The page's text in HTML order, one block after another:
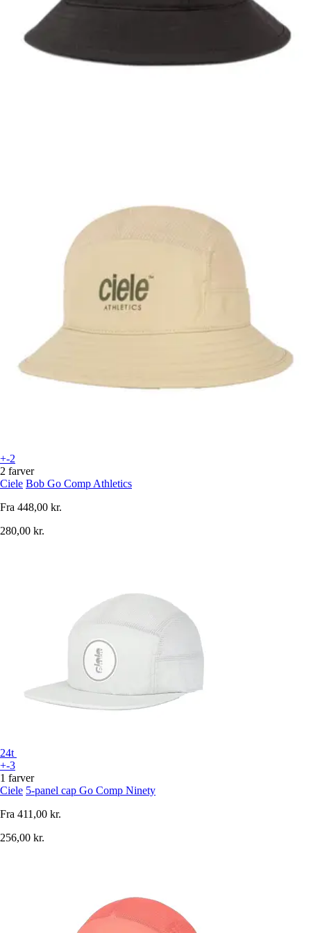
+-2
2 farver
Ciele Bob Go Comp Athletics
Fra 448,00 kr.
280,00 kr.
24t
+-3
1 farver
Ciele 5-panel cap Go Comp Ninety
Fra 411,00 kr.
256,00 kr.